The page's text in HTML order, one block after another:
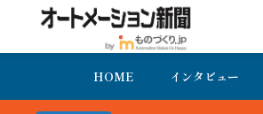
HOME インタビュー